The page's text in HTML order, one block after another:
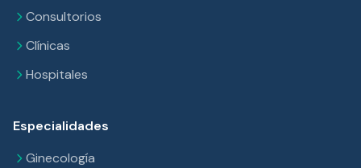
Consultorios
Clínicas
Hospitales
Especialidades
Ginecología